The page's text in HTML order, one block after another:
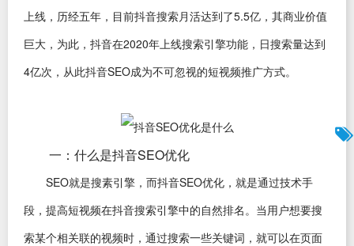
上线，历经五年，目前抖音搜索月活达到了5.5亿，其商业价值
巨大，为此，抖音在2020年上线搜索引擎功能，日搜索量达到
4亿次，从此抖音SEO成为不可忽视的短视频推广方式。
一：什么是抖音SEO优化
SEO就是搜素引擎，而抖音SEO优化，就是通过技术手
段，提高短视频在抖音搜索引擎中的自然排名。当用户想要搜
索某个相关联的视频时，通过搜索一些关键词，就可以在页面